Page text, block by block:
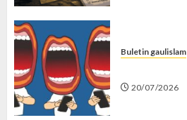
Buletin gaulislam
20/07/2026